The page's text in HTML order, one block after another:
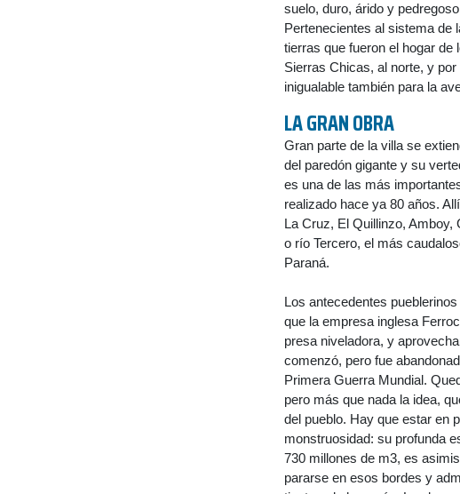
suelo, duro, árido y
Pertenecientes al sistema de
tierras que fueron el hogar
Sierras Chicas, al norte, y
inigualable también para la
LA GRAN OBRA
Gran parte de la villa se
del paredón gigante y su
es una de las más
realizado hace ya 80 años.
La Cruz, El Quillinzo,
o río Tercero, el más
Paraná.
Los antecedentes
que la empresa inglesa
presa niveladora, y
comenzó, pero fue
Primera Guerra Mundial.
pero más que nada la idea,
del pueblo. Hay que estar en
monstruosidad: su profunda
730 millones de m3, es
pararse en esos bordes y